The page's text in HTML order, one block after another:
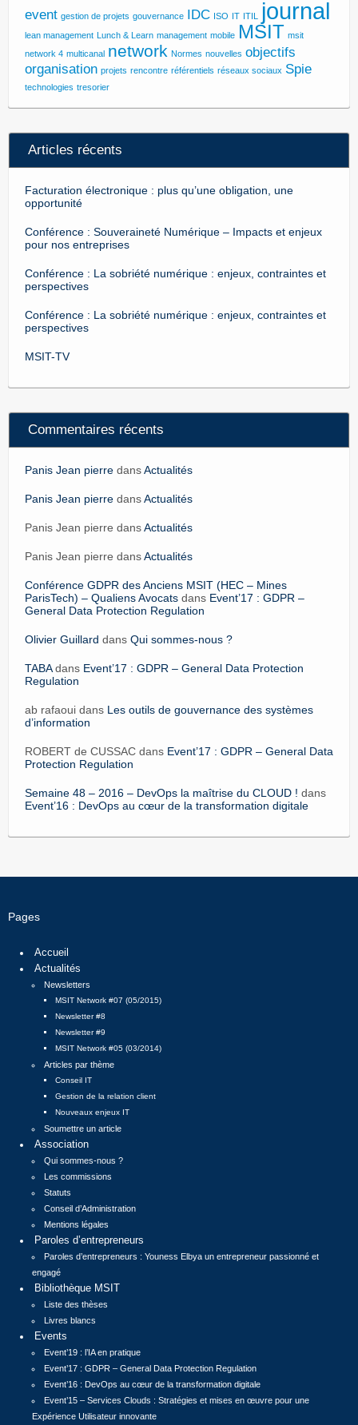
event gestion de projets gouvernance IDC ISO IT ITIL journal
lean management Lunch & Learn management mobile MSIT msit
network 4 multicanal network Normes nouvelles objectifs
organisation projets rencontre référentiels réseaux sociaux Spie
technologies tresorier
Articles récents
Facturation électronique : plus qu’une obligation, une
opportunité
Conférence : Souveraineté Numérique – Impacts et enjeux
pour nos entreprises
Conférence : La sobriété numérique : enjeux, contraintes et
perspectives
Conférence : La sobriété numérique : enjeux, contraintes et
perspectives
MSIT-TV
Commentaires récents
Panis Jean pierre dansActualités
Panis Jean pierre dansActualités
Panis Jean pierre dansActualités
Panis Jean pierre dansActualités
Conférence GDPR des Anciens MSIT (HEC – Mines
ParisTech) – Qualiens Avocats dans Event’17 : GDPR –
General Data Protection Regulation
Olivier Guillard dans Qui sommes-nous ?
TABAdans Event’17 : GDPR – General Data Protection
Regulation
ab rafaoui dans Les outils de gouvernance des systèmes
d’information
ROBERT de CUSSAC dans Event’17 : GDPR – General Data
Protection Regulation
Semaine 48 – 2016 – DevOps la maîtrise du CLOUD ! dans
Event’16 : DevOps au cœur de la transformation digitale
Pages
Accueil
Actualités
Newsletters
MSIT Network #07 (05/2015)
Newsletter #8
Newsletter #9
MSIT Network #05 (03/2014)
Articles par thème
Conseil IT
Gestion de la relation client
Nouveaux enjeux IT
Soumettre un article
Association
Qui sommes-nous ?
Les commissions
Statuts
Conseil d’Administration
Mentions légales
Paroles d’entrepreneurs
Paroles d’entrepreneurs : Youness Elbya un entrepreneur passionné et
engagé
Bibliothèque MSIT
Liste des thèses
Livres blancs
Events
Event’19 : l’IA en pratique
Event’17 : GDPR – General Data Protection Regulation
Event’16 : DevOps au cœur de la transformation digitale
Event’15 – Services Clouds : Stratégies et mises en œuvre pour une
Expérience Utilisateur innovante